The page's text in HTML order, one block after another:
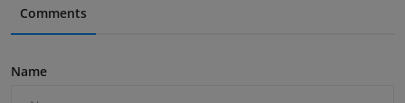
Comments
Name